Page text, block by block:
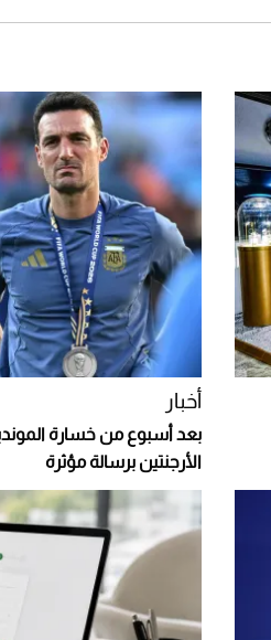
أخبار
بعد أسبوع من خسارة
الأرجنتين برسالة مؤثرة